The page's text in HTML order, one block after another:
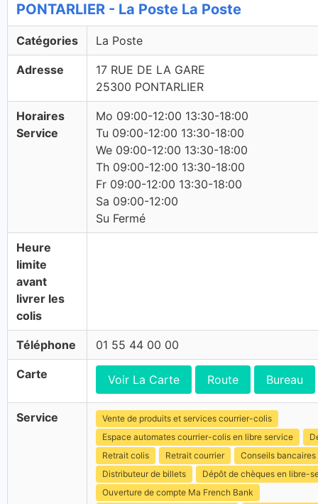
PONTARLIER - La Poste La Poste
Catégories La Poste
Adresse
17 RUE DE LA GARE
25300 PONTARLIER
Horaires
Service
Mo 09:00-12:00 13:30-18:00
Tu 09:00-12:00 13:30-18:00
We 09:00-12:00 13:30-18:00
Th 09:00-12:00 13:30-18:00
Fr 09:00-12:00 13:30-18:00
Sa 09:00-12:00
Su Fermé
Heure
limite
avant
livrer les
colis
Téléphone 01 55 44 00 00
Carte Voir La Carte Route Bureau
Service
Vente de produits et services courrier-colis
Espace automates courrier-colis en libre service
Retrait colis
Retrait courrier
Conseils bancaires
Distributeur de billets
Dépôt de chèques en libre-
Ouverture de compte Ma French Bank